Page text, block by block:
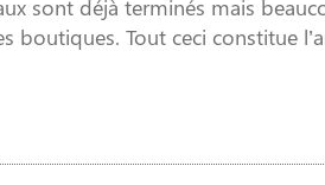
sont déjà terminés mais
boutiques. Tout ceci constitue